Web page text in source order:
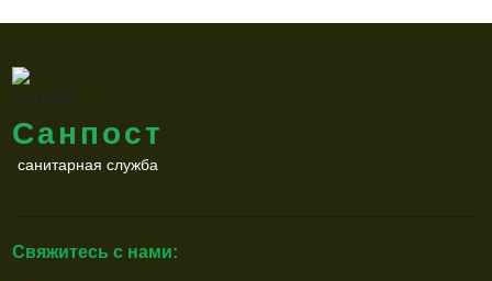
Санпост
санитарная служба
Свяжитесь с нами: